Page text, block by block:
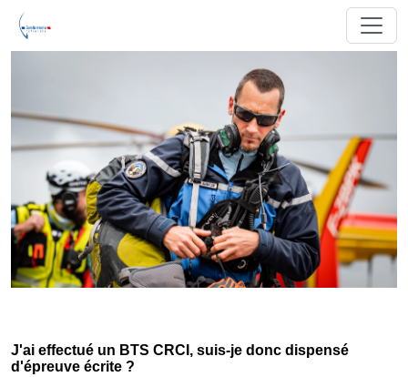
J'ai effectué un BTS CRCI, suis-je donc dispensé
d'épreuve écrite ?